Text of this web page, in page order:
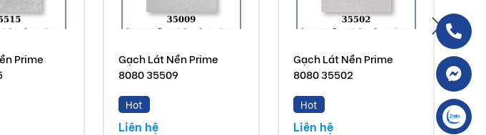
Prime
Gạch Lát Nền Prime
8080 35509
Hot
Liên hệ
Gạch Lát Nền Prime
8080 35502
Hot
Liên hệ